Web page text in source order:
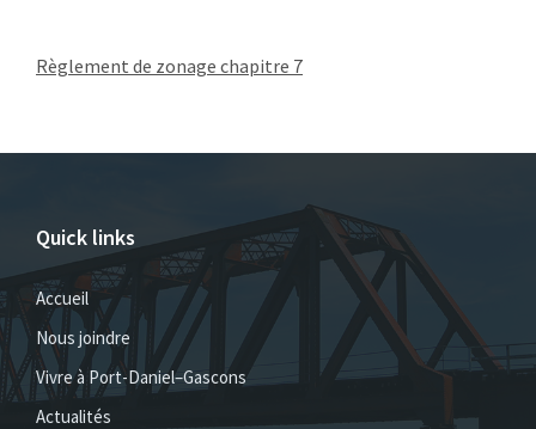
Règlement de zonage chapitre 7
Quick links
Accueil
Nous joindre
Vivre à Port-Daniel–Gascons
Actualités